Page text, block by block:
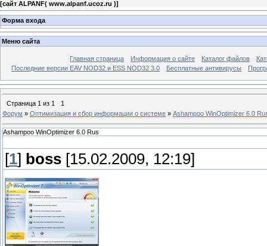
[сайт ALPANF( www.alpanf.ucoz.ru )]
Форма входа
Меню сайта
Главная страница Информация о сайте Каталог файлов
Последние версии EAV NOD32 и ESS NOD32 3.0
Бесплатные антивирусы
Страница 1 из 1
1
Форум » Оптимизация и сбор информации о системе » Ashampoo WinOptimizer 6.0
Ashampoo WinOptimizer 6.0 Rus
[1] boss [15.02.2009, 12:19]